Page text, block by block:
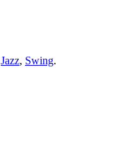
Jazz, Swing.